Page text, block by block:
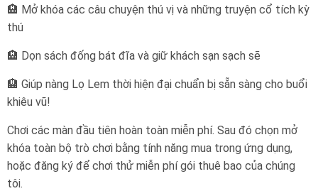
🏨 Mở khóa các câu chuyện thú vị và những truyện cổ tích kỳ
thú
🏨 Dọn sách đống bát đĩa và giữ khách sạn sạch sẽ
🏨 Giúp nàng Lọ Lem thời hiện đại chuẩn bị sẵn sàng cho buổi
khiêu vũ!
Chơi các màn đầu tiên hoàn toàn miễn phí. Sau đó chọn mở
khóa toàn bộ trò chơi bằng tính năng mua trong ứng dụng,
hoặc đăng ký để chơi thử miễn phí gói thuê bao của chúng
tôi.